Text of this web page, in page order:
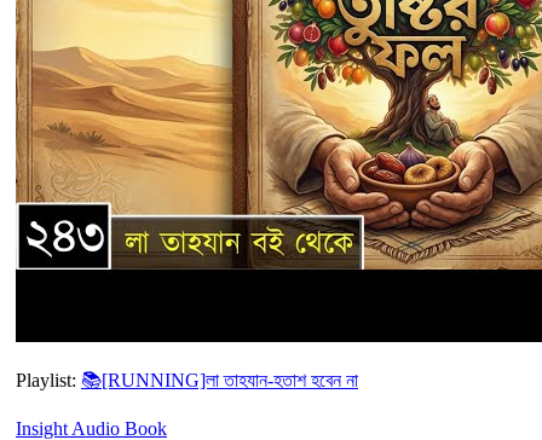
Playlist: 📚[RUNNING]লা তাহযান-হতাশ হবেন না
Insight Audio Book